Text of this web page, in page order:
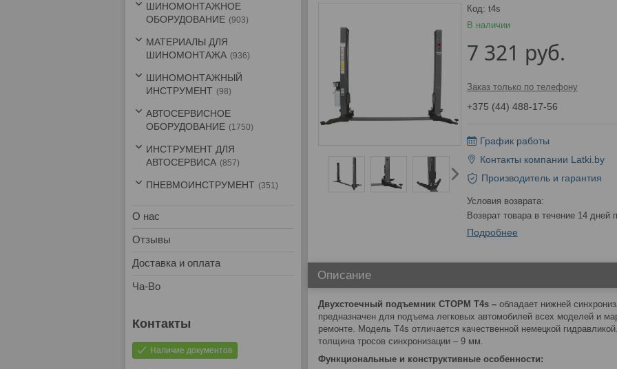
В наличии
Код: t4s
7 321 руб.
Заказ только по телефону
+375 (44) 488-17-56
График работы
Контакты компании Latki.by
Производитель и гарантия
возврат товара в течение 14 дней
Подробнее
Описание
Двухстоечный подъемник СТОРМ T4s – обладает нижней
предназначен для подъема легковых автомобилей всех моделей и
ремонте. Модель T4s отличается качественной немецкой
толщина тросов синхронизации – 9 мм.
Функциональные и конструктивные особенности:
ШИНОМОНТАЖНОЕ
ОБОРУДОВАНИЕ
903
МАТЕРИАЛЫ ДЛЯ
ШИНОМОНТАЖА
936
ШИНОМОНТАЖНЫЙ
ИНСТРУМЕНТ
98
АВТОСЕРВИСНОЕ
ОБОРУДОВАНИЕ
1750
ИНСТРУМЕНТ ДЛЯ
АВТОСЕРВИСА
857
ПНЕВМОИНСТРУМЕНТ 351
О нас
Отзывы
Доставка и оплата
Ча-Во
Наличие документов